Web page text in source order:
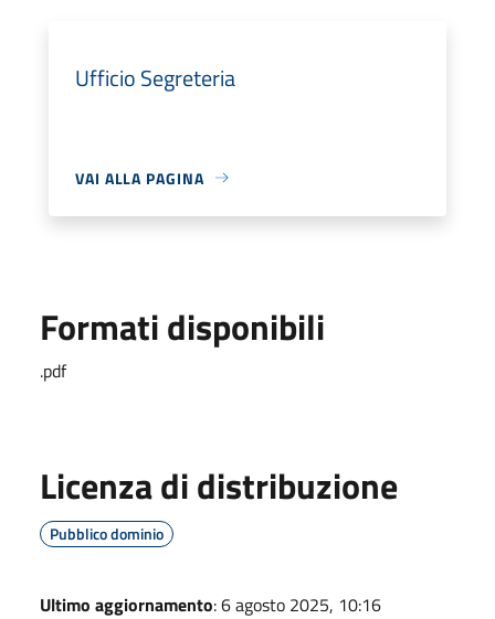
Ufficio Segreteria
VAI ALLA PAGINA
Formati disponibili
.pdf
Licenza di distribuzione
Pubblico dominio
Ultimo aggiornamento: 6 agosto 2025, 10:16